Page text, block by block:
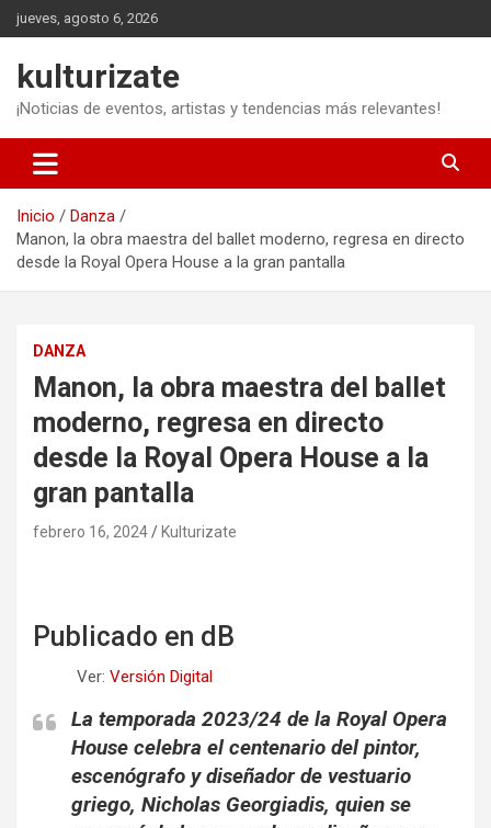
Saltar
al
jueves, agosto 6, 2026
kulturizate
¡Noticias de eventos, artistas y tendencias más relevantes!
Inicio
Danza
Manon, la obra maestra del ballet moderno, regresa en directo
desde la Royal Opera House a la gran pantalla
DANZA
Manon, la obra maestra del ballet
moderno, regresa en directo
desde la Royal Opera House a la
gran pantalla
febrero 16, 2024 Kulturizate
Publicado en dB
Ver: Versión Digital
La temporada 2023/24 de la Royal Opera
House celebra el centenario del pintor,
escenógrafo y diseñador de vestuario
griego, Nicholas Georgiadis, quien se